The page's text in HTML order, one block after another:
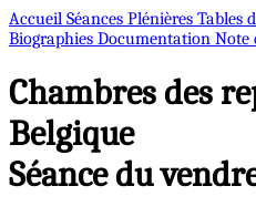
Accueil Séances Plénières Tables
Biographies Documentation Note
Chambres des
Belgique
Séance du